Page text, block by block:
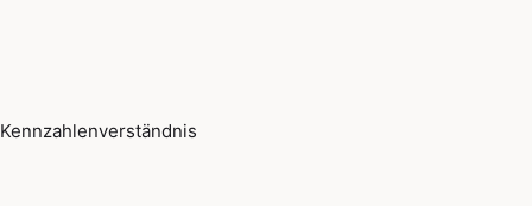
Kennzahlenverständnis